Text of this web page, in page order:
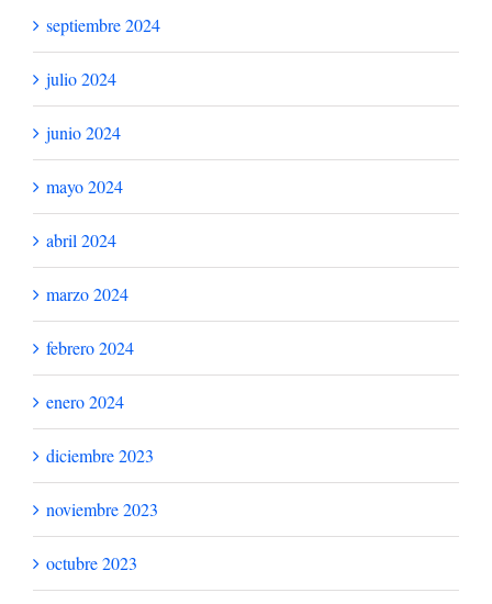
septiembre 2024
julio 2024
junio 2024
mayo 2024
abril 2024
marzo 2024
febrero 2024
enero 2024
diciembre 2023
noviembre 2023
octubre 2023